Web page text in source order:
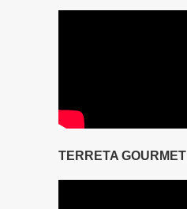
TERRETA GOURMET